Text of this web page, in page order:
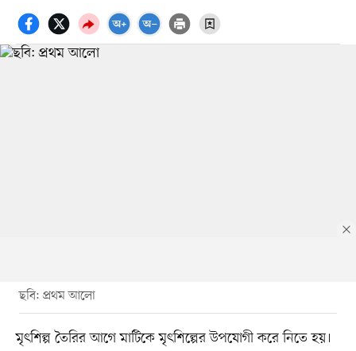
ছবি: প্রথম আলো
মৃৎশিল্প তৈরির আগে মাটিকে মৃৎশিল্পের উপযোগী করে নিতে হয়।